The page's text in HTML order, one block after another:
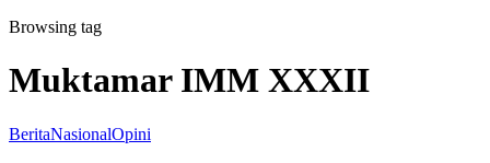
Browsing tag
Muktamar IMM XXXII
BeritaNasionalOpini